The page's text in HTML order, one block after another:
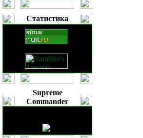
Статистика
Supreme
Commander